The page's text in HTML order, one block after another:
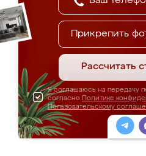
Прикрепить
Рассчитать
Я соглашаюсь на передачу
согласно Политике
Пользовательскому